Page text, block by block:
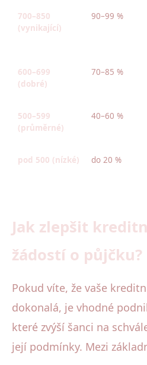
700–850
(vynikající)
90–99 %
600–699
(dobré)
70–85 %
500–599
(průměrné)
40–60 %
pod 500 (nízké) do 20 %
Jak zlepšit
žádostí o půjčku?
Pokud víte, že vaše
dokonalá, je vhodné
které zvýší šanci na
její podmínky. Mezi